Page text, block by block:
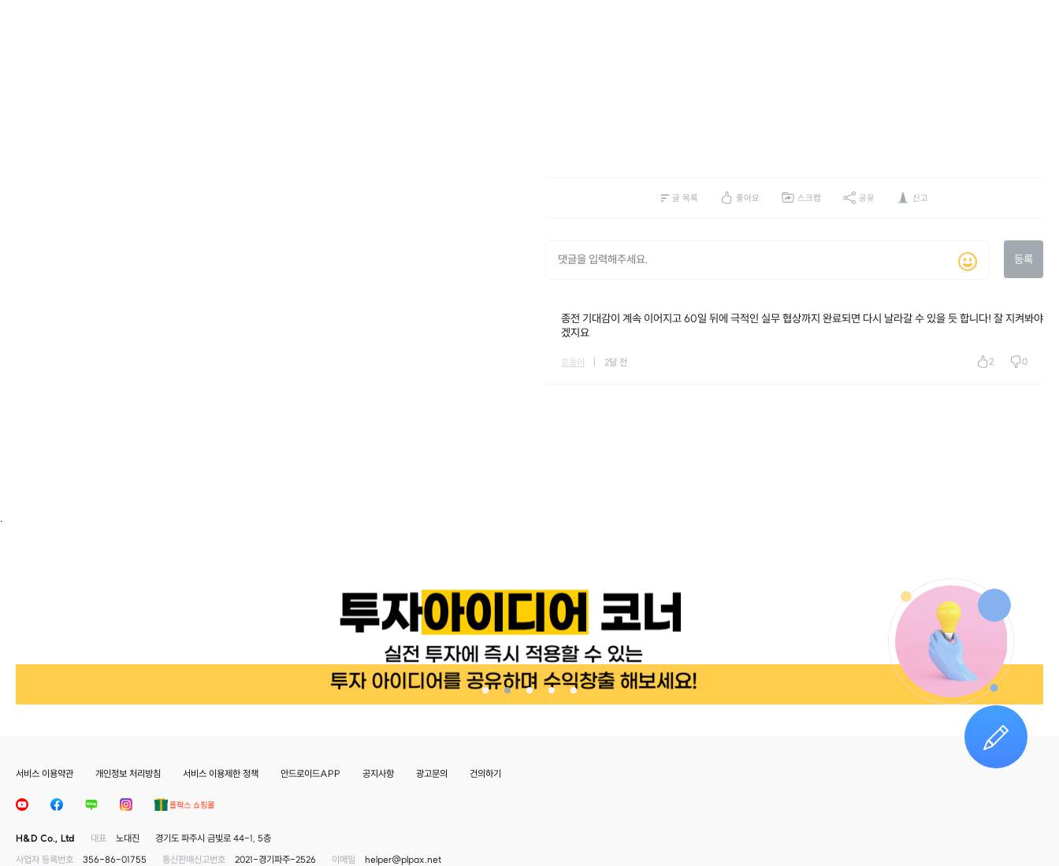
글 목록 좋아요 스크랩 공유 신고
등록
종전 기대감이 계속 이어지고 60일 뒤에 극적인 실무 협상까지 완료되면 다시 날라갈 수 있을 듯 합니다! 잘 지켜봐야
겠지요
호돌이 2달 전 2 0
.
서비스 이용약관 개인정보 처리방침 서비스 이용제한 정책 안드로이드APP 공지사항 광고문의 건의하기
H&D Co., Ltd 대표 노대진
경기도 파주시 금빛로 44-1, 5층
사업자 등록번호
356-86-01755 통신판매신고번호 2021-경기파주-2526 이메일 helper@plpax.net